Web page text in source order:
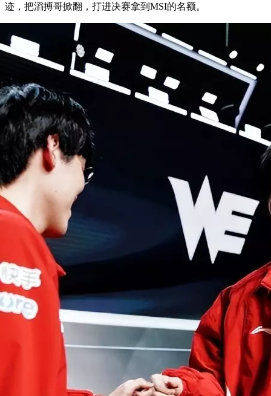
迹，把滔搏哥掀翻，打进决赛拿到MSI的名额。